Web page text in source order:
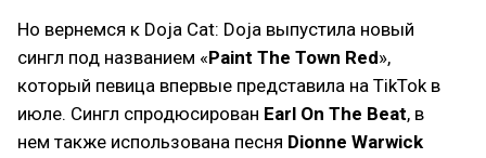
Но вернемся к Doja Cat: Doja выпустила новый
сингл под названием «Paint The Town Red»,
который певица впервые представила на TikTok в
июле. Сингл спродюсирован Earl On The Beat, в
нем также использована песня Dionne Warwick